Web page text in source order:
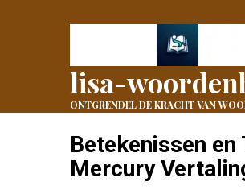
lisa-
ONTGRENDEL DE KRACHT VAN
Betekenissen en
Mercury